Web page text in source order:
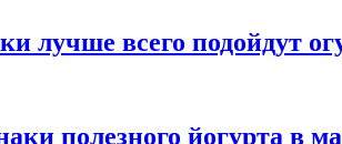
лучше всего подойдут
полезного йогурта в